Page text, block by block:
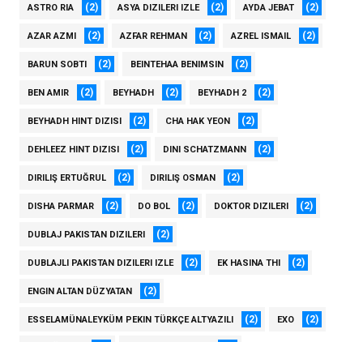
ASTRO RIA (2) ASYA DIZILERI IZLE (2) AYDA JEBAT (2)
AZAR AZMI (2) AZFAR REHMAN (2) AZREL ISMAIL (2)
BARUN SOBTI (2) BEINTEHAA BENIMSIN (2)
BEN AMIR (2) BEYHADH (2) BEYHADH 2 (2)
BEYHADH HINT DIZISI (2) CHA HAK YEON (2)
DEHLEEZ HINT DIZISI (2) DINI SCHATZMANN (2)
DIRILIŞ ERTUĞRUL (2) DIRILIŞ OSMAN (2)
DISHA PARMAR (2) DO BOL (2) DOKTOR DIZILERI (2)
DUBLAJ PAKISTAN DIZILERI (2)
DUBLAJLI PAKISTAN DIZILERI IZLE (2) EK HASINA THI (2)
ENGIN ALTAN DÜZYATAN (2)
ESSELAMÜNALEYKÜM PEKIN TÜRKÇE ALTYAZILI (2) EXO (2)